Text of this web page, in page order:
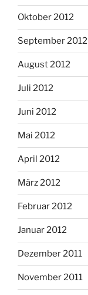
Oktober 2012
September 2012
August 2012
Juli 2012
Juni 2012
Mai 2012
April 2012
März 2012
Februar 2012
Januar 2012
Dezember 2011
November 2011